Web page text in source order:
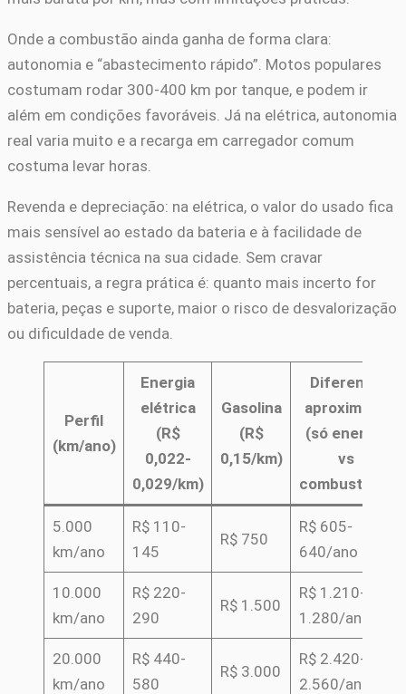
Onde a combustão ainda ganha de forma clara:
autonomia e “abastecimento rápido”. Motos populares
costumam rodar 300-400 km por tanque, e podem ir
além em condições favoráveis. Já na elétrica, autonomia
real varia muito e a recarga em carregador comum
costuma levar horas.
Revenda e depreciação: na elétrica, o valor do usado fica
mais sensível ao estado da bateria e à facilidade de
assistência técnica na sua cidade. Sem cravar
percentuais, a regra prática é: quanto mais incerto for
bateria, peças e suporte, maior o risco de desvalorização
ou dificuldade de venda.
Perfil
(km/ano)
Energia
elétrica
(R$
0,022-
0,029/km)
Gasolina
(R$
0,15/km)
Diferença
aproximada
(só energia
vs
combustível)
5.000
km/ano
R$ 110-
145
R$ 750
R$ 605-
640/ano
10.000
km/ano
R$ 220-
290
R$ 1.500
R$ 1.210-
1.280/ano
20.000
km/ano
R$ 440-
580
R$ 3.000
R$ 2.420-
2.560/ano